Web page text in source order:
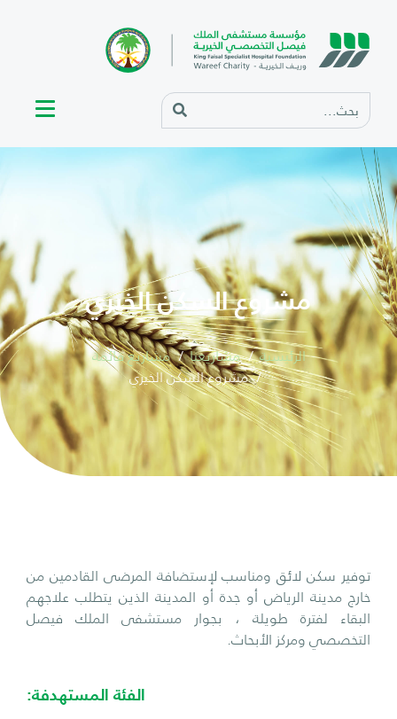
مشروع السكن الخيري
الرئيسية مشاريعنا مشاريع قائمة
مشروع السكن الخيري
توفير سكن لائق ومناسب لإستضافة المرضى القادمين من
خارج مدينة الرياض أو جدة أو المدينة الذين يتطلب علاجهم
البقاء لفترة طويلة ، بجوار مستشفى الملك فيصل
التخصصي ومركز الأبحاث.
الفئة المستهدفة: